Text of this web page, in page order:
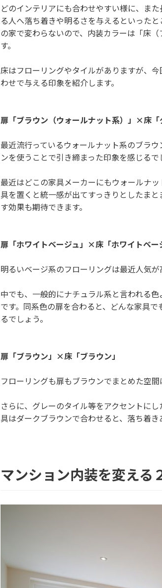
どのインテリアにも合わせやすい様に、ま
る人へ落ち着きや明るさを与えるといった
の家で変わらないので、内装カラーは「床
す。
床はフローリングやタイルがありますが、
わせで与える印象を紹介します。
扉「ブラウン（ウォールナット系）」×床「
最近流行っているウォールナット系のブラ
ンを使うことで引き締まった印象を感じるで
最近はどこの家具メーカーにもウォールナ
具を置くと統一感が出てすっきりとしたま
す効果も期待できます。
扉「ホワイトベージュ」×床「ホワイトベー
明るいベージ系のフローリングは最近人気が
中でも、一般的にナチュラル系と言われる
です。同系色の扉を合わると、どんな家具
るでしょう。
扉「ブラウン」×床「ブラウン」
フローリングも扉もブラウンでまとめた空間
さらに、グレーのタイル等をアクセントに
具はダークブラウンで合わせると、落ち着き
マンション内装を変え